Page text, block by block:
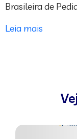
Brasileira de
Leia mais